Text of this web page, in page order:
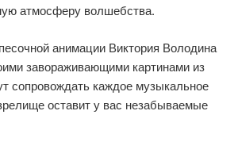
атмосферу волшебства.
анимации Виктория Володина
завораживающими картинами из
сопровождать каждое музыкальное
оставит у вас незабываемые